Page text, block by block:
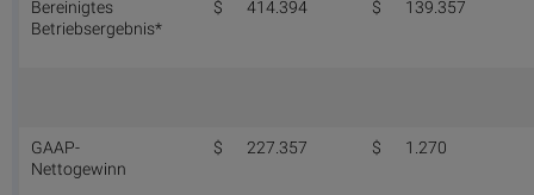
Bereinigtes
Betriebsergebnis*
$ 414.394 $ 139.357
GAAP-
Nettogewinn
$ 227.357 $ 1.270